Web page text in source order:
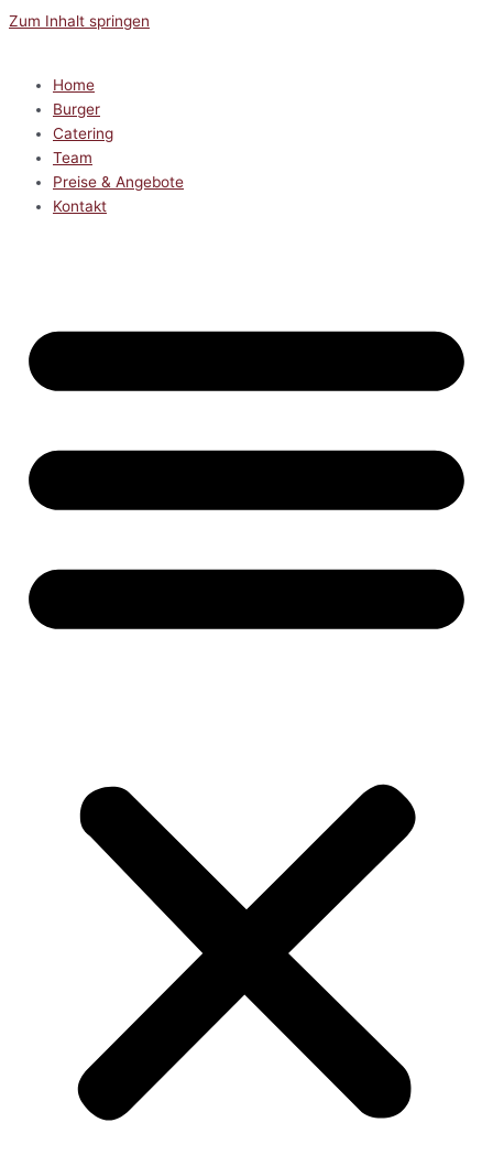
Zum Inhalt springen
Home
Burger
Catering
Team
Preise & Angebote
Kontakt